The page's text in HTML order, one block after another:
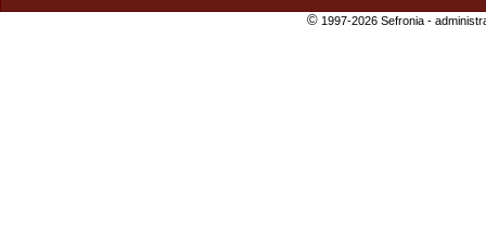
©1997-2026 Sefronia -